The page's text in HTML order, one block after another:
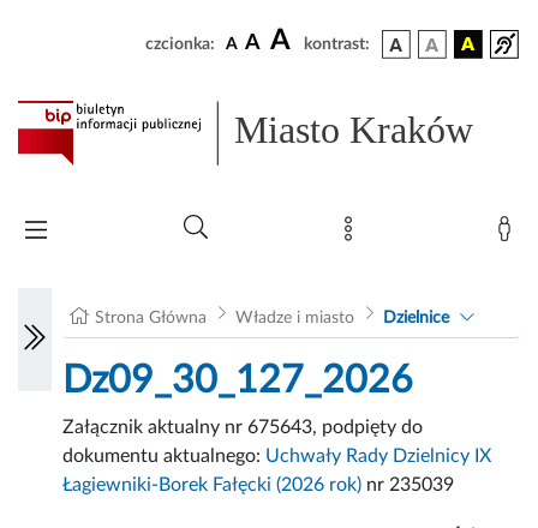
czcionka: A A A kontrast:
Miasto Kraków
Strona Główna Władze i miasto Dzielnice
Dz09_30_127_2026
Załącznik aktualny nr 675643, podpięty do
dokumentu aktualnego: Uchwały Rady Dzielnicy IX
Łagiewniki-Borek Fałęcki (2026 rok) nr 235039